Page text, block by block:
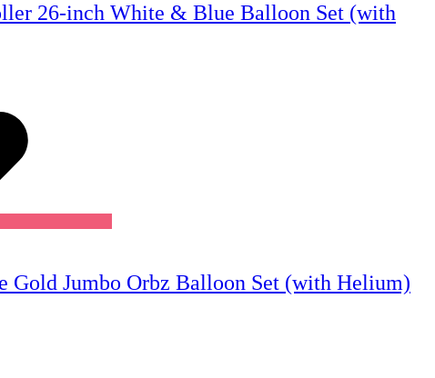
26-inch White & Blue Balloon Set (with
Jumbo Orbz Balloon Set (with Helium)